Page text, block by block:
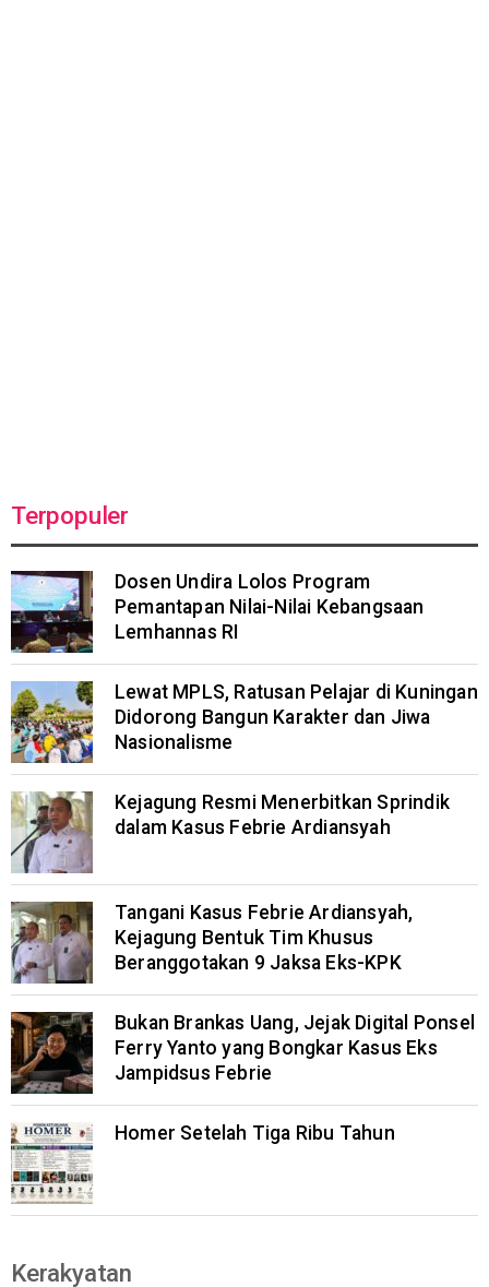
Terpopuler
Dosen Undira Lolos Program
Pemantapan Nilai-Nilai Kebangsaan
Lemhannas RI
Lewat MPLS, Ratusan Pelajar di Kuningan
Didorong Bangun Karakter dan Jiwa
Nasionalisme
Kejagung Resmi Menerbitkan Sprindik
dalam Kasus Febrie Ardiansyah
Tangani Kasus Febrie Ardiansyah,
Kejagung Bentuk Tim Khusus
Beranggotakan 9 Jaksa Eks-KPK
Bukan Brankas Uang, Jejak Digital Ponsel
Ferry Yanto yang Bongkar Kasus Eks
Jampidsus Febrie
Homer Setelah Tiga Ribu Tahun
Kerakyatan